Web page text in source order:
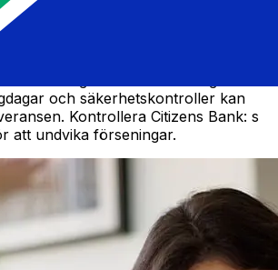
överföringar med
beroende på betalningsmetod,
mottagarens land. Vanligtvis tar
1 till 5 arbetsdagar.
och säkerhetskontroller kan
Kontrollera Citizens Bank: s
att undvika förseningar.